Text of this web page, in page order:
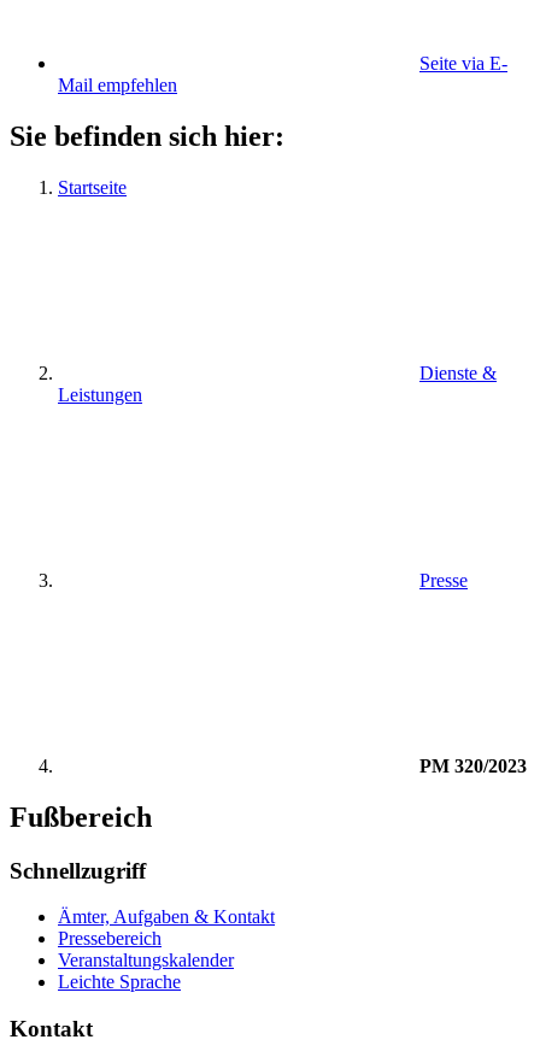
Seite via E-
Mail empfehlen
Sie befinden sich hier:
Startseite
Dienste &
Leistungen
Presse
PM 320/2023
Fußbereich
Schnellzugriff
Ämter, Aufgaben & Kontakt
Pressebereich
Veranstaltungskalender
Leichte Sprache
Kontakt